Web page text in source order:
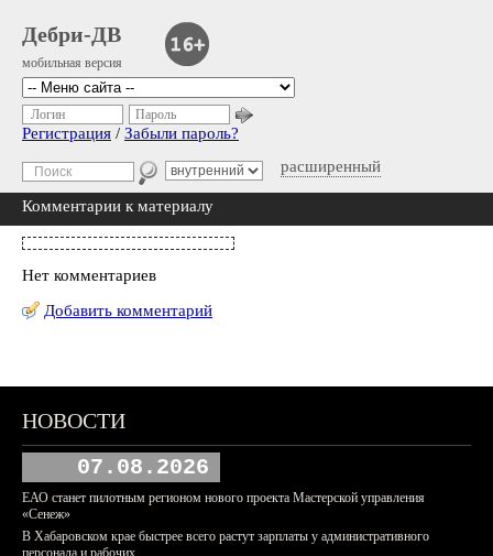
Дебри-ДВ
мобильная версия
расширенный
Логин Пароль
Регистрация / Забыли пароль?
Комментарии к материалу
Нет комментариев
Добавить комментарий
НОВОСТИ
07.08.2026
ЕАО станет пилотным регионом нового проекта Мастерской управления
«Сенеж»
В Хабаровском крае быстрее всего растут зарплаты у административного
персонала и рабочих